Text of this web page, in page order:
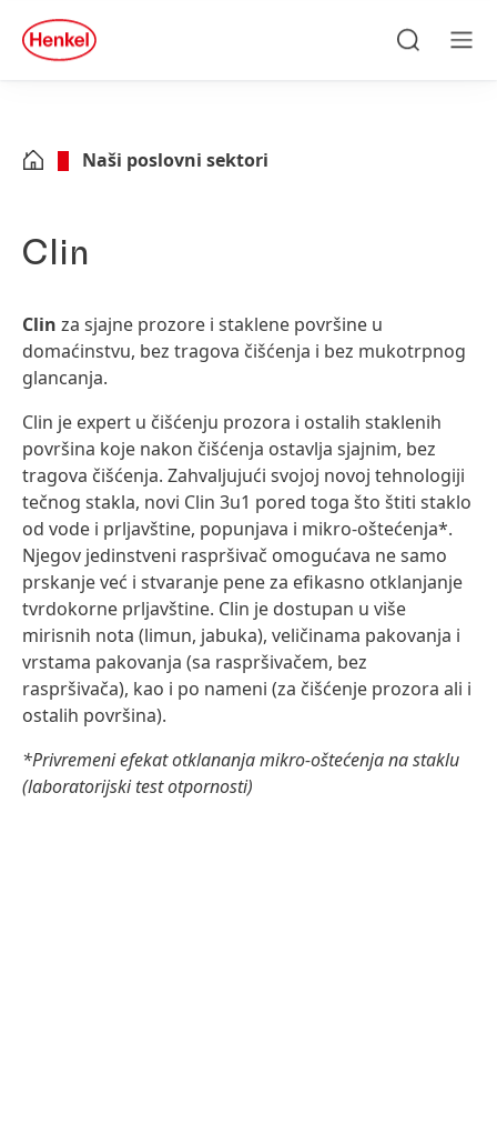
Skip to footer
quick
search
Naši poslovni sektori
Clin
Clin za sjajne prozore i staklene površine u
domaćinstvu, bez tragova čišćenja i bez mukotrpnog
glancanja.
Clin je expert u čišćenju prozora i ostalih staklenih
površina koje nakon čišćenja ostavlja sjajnim, bez
tragova čišćenja. Zahvaljujući svojoj novoj tehnologiji
tečnog stakla, novi Clin 3u1 pored toga što štiti staklo
od vode i prljavštine, popunjava i mikro-oštećenja*.
Njegov jedinstveni raspršivač omogućava ne samo
prskanje već i stvaranje pene za efikasno otklanjanje
tvrdokorne prljavštine. Clin je dostupan u više
mirisnih nota (limun, jabuka), veličinama pakovanja i
vrstama pakovanja (sa raspršivačem, bez
raspršivača), kao i po nameni (za čišćenje prozora ali i
ostalih površina).
*Privremeni efekat otklananja mikro-oštećenja na staklu
(laboratorijski test otpornosti)